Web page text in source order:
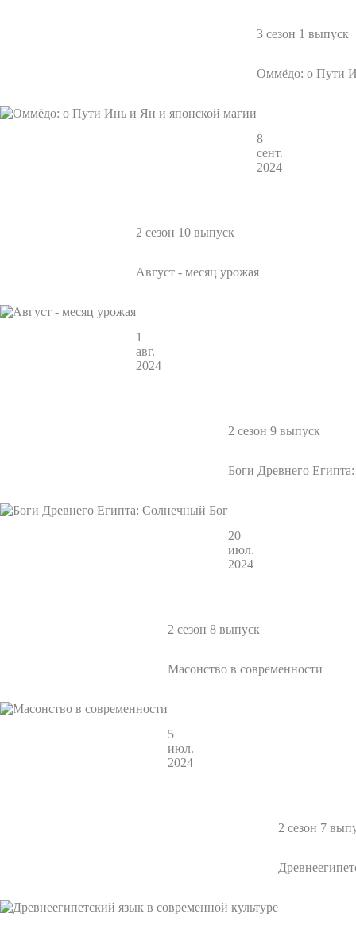
3 сезон 1 выпуск
Оммёдо: о Пути
8
сент.
2024
2 сезон 10 выпуск
Август - месяц урожая
1
авг.
2024
2 сезон 9 выпуск
Боги Древнего
20
июл.
2024
2 сезон 8 выпуск
Масонство в современности
5
июл.
2024
2 сезон 7